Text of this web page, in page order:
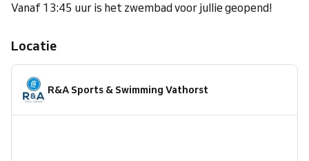
Vanaf 13:45 uur is het zwembad voor jullie geopend!
Locatie
R&A Sports & Swimming Vathorst